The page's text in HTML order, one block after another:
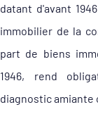
datant d'avant
immobilier de la
part de biens
1946, rend
diagnostic amiante